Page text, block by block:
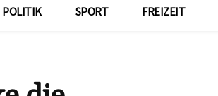
POLITIK SPORT FREIZEIT